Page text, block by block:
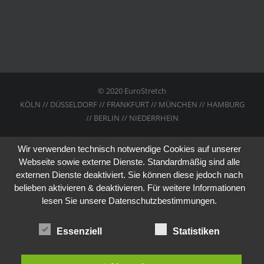
© 2020 EuroStretch
KÖLN // DÜSSELDORF // FRANKFURT // MÜNCHEN // HAMBURG
// BERLIN // NIEDERRHEIN
Wir verwenden technisch notwendige Cookies auf unserer
Webseite sowie externe Dienste. Standardmäßig sind alle
externen Dienste deaktiviert. Sie können diese jedoch nach
belieben aktivieren & deaktivieren. Für weitere Informationen
lesen Sie unsere Datenschutzbestimmungen.
Essenziell Statistiken